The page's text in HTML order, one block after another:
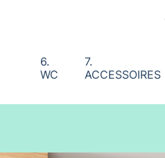
6.
WC
7.
ACCESSOIRES